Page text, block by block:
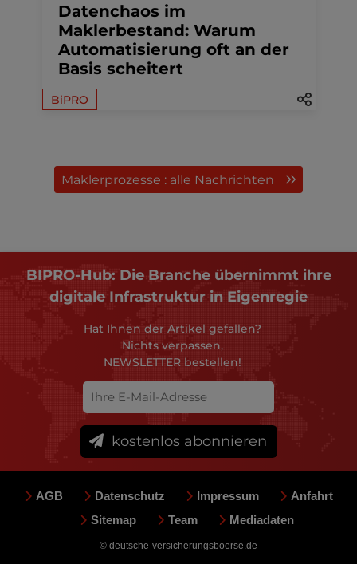
Datenchaos im
Maklerbestand: Warum
Automatisierung oft an der
Basis scheitert
BiPRO
Maklerprozesse : alle Nachrichten
BIPRO-Hub: Die Branche übernimmt ihre
digitale Infrastruktur in Eigenregie
Hat Ihnen der Artikel gefallen?
Nichts verpassen,
NEWSLETTER bestellen!
kostenlos abonnieren
AGB Datenschutz Impressum
Anfahrt
Sitemap
Team Mediadaten
© deutsche-versicherungsboerse.de